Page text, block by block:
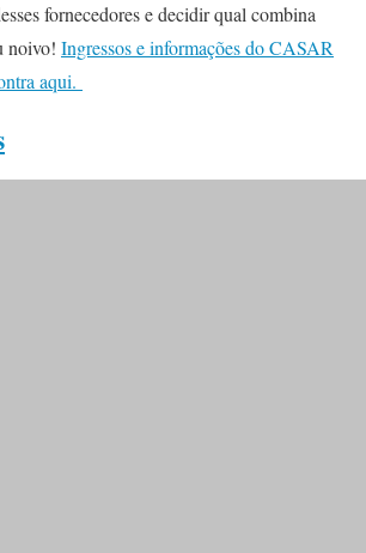
fornecedores e decidir qual combina
noivo! Ingressos e informações do CASAR
aqui.